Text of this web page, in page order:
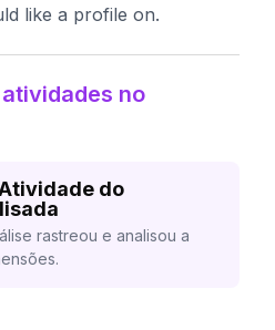
like a profile on.
no
do
rastreou e analisou a